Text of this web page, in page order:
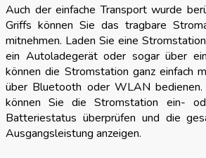
Auch der einfache Transport wurde
Griffs können Sie das tragbare
mitnehmen. Laden Sie eine
ein Autoladegerät oder sogar über
können die Stromstation ganz einfach
über Bluetooth oder WLAN
können Sie die Stromstation ein-
Batteriestatus überprüfen und die
Ausgangsleistung anzeigen.